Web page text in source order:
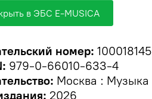
в ЭБС E-MUSICA
номер: 100018145
979-0-66010-633-4
Москва : Музыка
2026